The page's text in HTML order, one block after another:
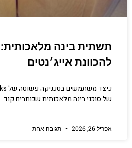
להכוונת אייג׳נטים
של סוכני בינה מלאכותית שכותבים קוד.
אפריל 26, 2026 תגובה אחת